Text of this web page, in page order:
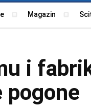
Magazin
i